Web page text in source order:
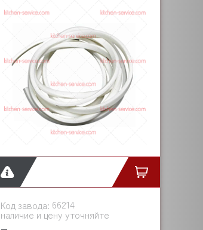
Код завода: 66214
наличие и цену уточняйте